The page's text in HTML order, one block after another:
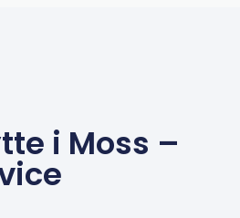
i Moss –